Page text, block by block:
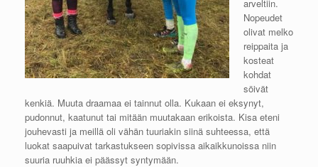
arveltiin.
Nopeudet
olivat melko
reippaita ja
kosteat
kohdat
söivät
kenkiä. Muuta draamaa ei tainnut olla. Kukaan ei eksynyt,
pudonnut, kaatunut tai mitään muutakaan erikoista. Kisa eteni
jouhevasti ja meillä oli vähän tuuriakin siinä suhteessa, että
luokat saapuivat tarkastukseen sopivissa aikaikkunoissa niin
suuria ruuhkia ei päässyt syntymään.